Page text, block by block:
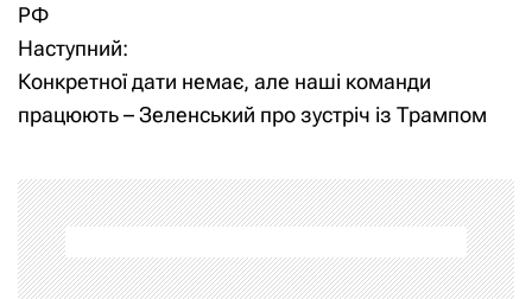
в
і
г
а
ц
і
РФ
Наступний:
Конкретної дати немає, але наші команди
працюють – Зеленський про зустріч із Трампом